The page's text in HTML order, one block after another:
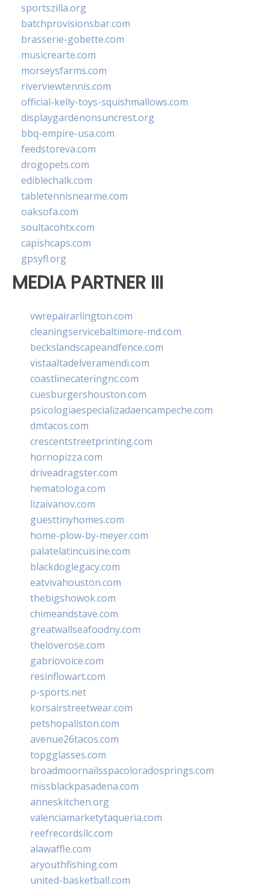
sportszilla.org
batchprovisionsbar.com
brasserie-gobette.com
musicrearte.com
morseysfarms.com
riverviewtennis.com
official-kelly-toys-squishmallows.com
displaygardenonsuncrest.org
bbq-empire-usa.com
feedstoreva.com
drogopets.com
ediblechalk.com
tabletennisnearme.com
oaksofa.com
soultacohtx.com
capishcaps.com
gpsyfl.org
MEDIA PARTNER III
vwrepairarlington.com
cleaningservicebaltimore-md.com
beckslandscapeandfence.com
vistaaltadelveramendi.com
coastlinecateringnc.com
cuesburgershouston.com
psicologiaespecializadaencampeche.com
dmtacos.com
crescentstreetprinting.com
hornopizza.com
driveadragster.com
hematologa.com
lizaivanov.com
guesttinyhomes.com
home-plow-by-meyer.com
palatelatincuisine.com
blackdoglegacy.com
eatvivahouston.com
thebigshowok.com
chimeandstave.com
greatwallseafoodny.com
theloverose.com
gabriovoice.com
resinflowart.com
p-sports.net
korsairstreetwear.com
petshopallston.com
avenue26tacos.com
topgglasses.com
broadmoornailsspacoloradosprings.com
missblackpasadena.com
anneskitchen.org
valenciamarketytaqueria.com
reefrecordsllc.com
alawaffle.com
aryouthfishing.com
united-basketball.com